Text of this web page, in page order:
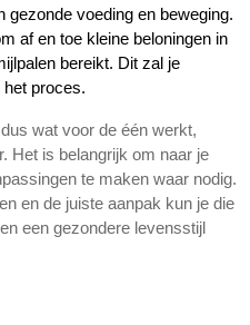
gezonde voeding en beweging.
af en toe kleine beloningen in
bereikt. Dit zal je
proces.
wat voor de één werkt,
Het is belangrijk om naar je
te maken waar nodig.
en de juiste aanpak kun je die
een gezondere levensstijl